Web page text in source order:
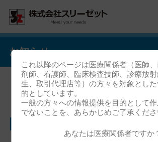
お知らせ
「第65回日本人間ド
これ以降のページは医療関係者（医師
剤師、看護師、臨床検査技師、診療放
生、取引代理店等）の方々を対象とし
的としています。
一般の方々への情報提供を目的として
でないことを、あらかじめご了承くださ
あなたは医療関係者ですか